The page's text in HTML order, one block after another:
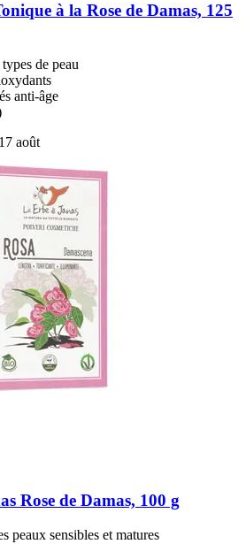
à la Rose de Damas, 125
de peau
anti-âge
août
Rose de Damas, 100 g
peaux sensibles et matures